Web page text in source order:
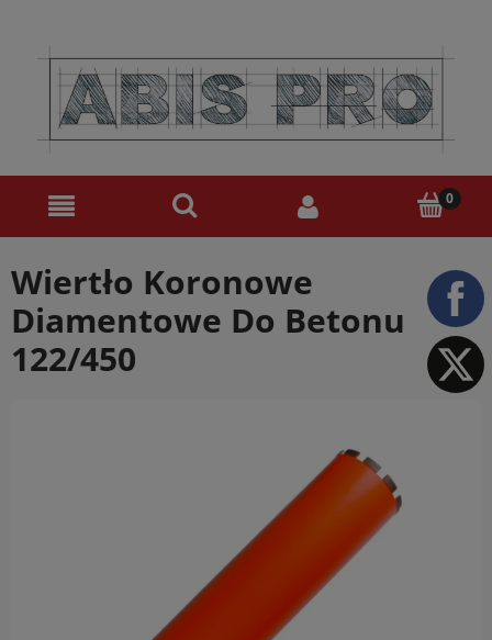
Wiertło Koronowe
Diamentowe Do Betonu
122/450